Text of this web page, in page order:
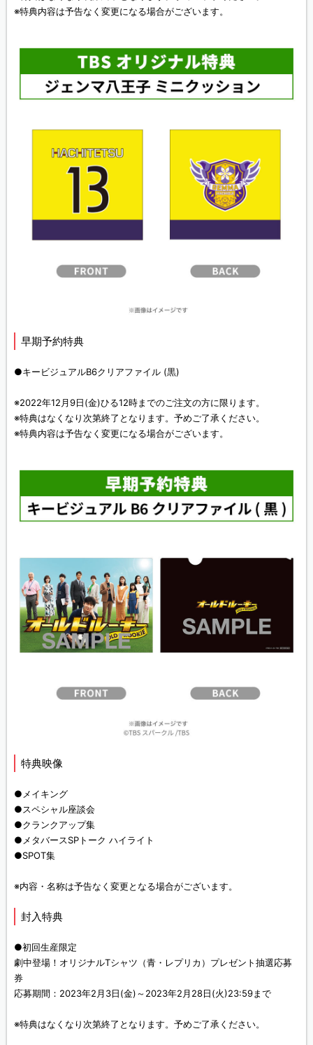
※特典内容は予告なく変更になる場合がございます。
早期予約特典
●キービジュアルB6クリアファイル (黒)
※2022年12月9日(金)ひる12時までのご注文の方に限ります。
※特典はなくなり次第終了となります。予めご了承ください。
※特典内容は予告なく変更になる場合がございます。
特典映像
●メイキング
●スペシャル座談会
●クランクアップ集
●メタバースSPトーク ハイライト
●SPOT集
※内容・名称は予告なく変更となる場合がございます。
封入特典
●初回生産限定
劇中登場！オリジナルTシャツ（青・レプリカ）プレゼント抽選応募
券
応募期間：2023年2月3日(金)～2023年2月28日(火)23:59まで
※特典はなくなり次第終了となります。予めご了承ください。